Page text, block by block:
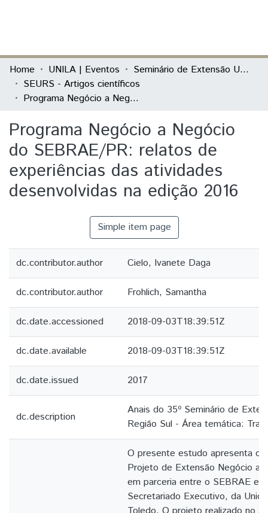
Communities & Collections
All of DSpace
Home UNILA | Eventos
Seminário de Extensão Universitária da Região Sul (SEURS)
SEURS - Artigos científicos
Programa Negócio a Negócio do SEBRAE/PR: relatos de experiências das atividades desenvolvidas na edição 2016
Programa Negócio a Negócio
do SEBRAE/PR: relatos de
experiências das atividades
desenvolvidas na edição 2016
Simple item page
dc.contributor.author Cielo, Ivanete Daga
dc.contributor.author Frohlich, Samantha
dc.date.accessioned 2018-09-03T18:39:51Z
dc.date.available 2018-09-03T18:39:51Z
dc.date.issued 2017
dc.description
Anais do 35º Seminário de
Região Sul - Área temática:
O presente estudo apresenta
Projeto de Extensão Negócio a
em parceria entre o SEBRAE e
Secretariado Executivo, da